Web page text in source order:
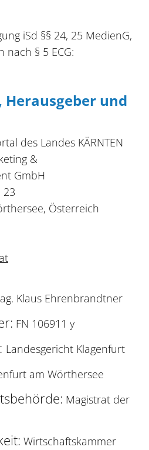
iSd §§ 24, 25 MedienG,
nach § 5 ECG:
und
des Landes KÄRNTEN
&
GmbH
23
Österreich
Klaus Ehrenbrandtner
FN 106911 y
Landesgericht Klagenfurt
am Wörthersee
Magistrat der
Wirtschaftskammer